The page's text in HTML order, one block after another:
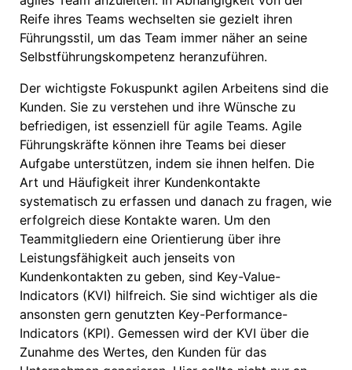
Reife ihres Teams wechselten sie gezielt ihren
Führungsstil, um das Team immer näher an seine
Selbstführungskompetenz heranzuführen.
Der wichtigste Fokuspunkt agilen Arbeitens sind die
Kunden. Sie zu verstehen und ihre Wünsche zu
befriedigen, ist essenziell für agile Teams. Agile
Führungskräfte können ihre Teams bei dieser
Aufgabe unterstützen, indem sie ihnen helfen. Die
Art und Häufigkeit ihrer Kundenkontakte
systematisch zu erfassen und danach zu fragen, wie
erfolgreich diese Kontakte waren. Um den
Teammitgliedern eine Orientierung über ihre
Leistungsfähigkeit auch jenseits von
Kundenkontakten zu geben, sind Key-Value-
Indicators (KVI) hilfreich. Sie sind wichtiger als die
ansonsten gern genutzten Key-Performance-
Indicators (KPI). Gemessen wird der KVI über die
Zunahme des Wertes, den Kunden für das